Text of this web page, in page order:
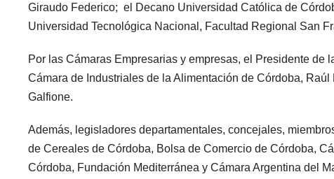
Giraudo Federico; el Decano Universidad Católica de
Universidad Tecnológica Nacional, Facultad Regional San
Por las Cámaras Empresarias y empresas, el Presidente
Cámara de Industriales de la Alimentación de Córdoba,
Galfione.
Además, legisladores departamentales, concejales,
de Cereales de Córdoba, Bolsa de Comercio de Córdoba,
Córdoba, Fundación Mediterránea y Cámara Argentina del